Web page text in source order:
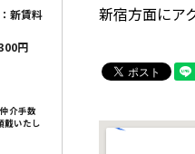
新宿方面にア
新賃料
円
介手数
戴いたし